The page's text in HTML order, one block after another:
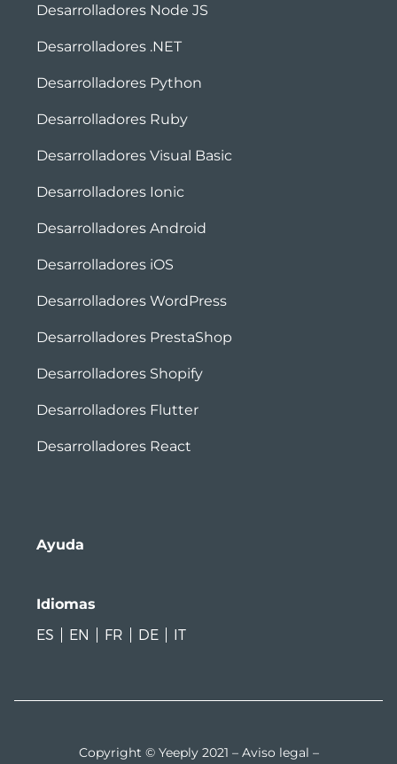
Desarrolladores Node JS
Desarrolladores .NET
Desarrolladores Python
Desarrolladores Ruby
Desarrolladores Visual Basic
Desarrolladores Ionic
Desarrolladores Android
Desarrolladores iOS
Desarrolladores WordPress
Desarrolladores PrestaShop
Desarrolladores Shopify
Desarrolladores Flutter
Desarrolladores React
Ayuda
Idiomas
ES
EN FR DE IT
Copyright © Yeeply 2021 – Aviso legal –